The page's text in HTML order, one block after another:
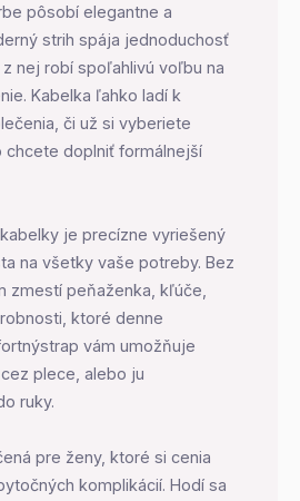
pôsobí elegantne a
strih spája jednoduchosť
nej robí spoľahlivú voľbu na
Kabelka ľahko ladí k
či už si vyberiete
chcete doplniť formálnejší
je precízne vyriešený
na všetky vaše potreby. Bez
zmestí peňaženka, kľúče,
ktoré denne
vám umožňuje
plece, alebo ju
ruky.
pre ženy, ktoré si cenia
komplikácií. Hodí sa